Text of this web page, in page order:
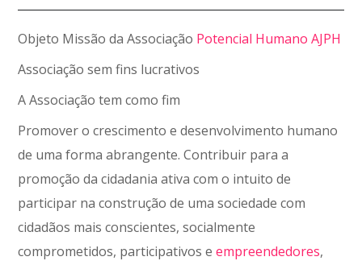
Objeto Missão da Associação Potencial Humano AJPH
Associação sem fins lucrativos
A Associação tem como fim
Promover o crescimento e desenvolvimento humano
de uma forma abrangente. Contribuir para a
promoção da cidadania ativa com o intuito de
participar na construção de uma sociedade com
cidadãos mais conscientes, socialmente
comprometidos, participativos eempreendedores,